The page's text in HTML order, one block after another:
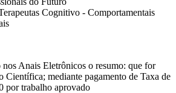
Cognitivo - Comportamentais
nos Anais Eletrônicos o resumo: que for
Científica; mediante pagamento de Taxa de
por trabalho aprovado